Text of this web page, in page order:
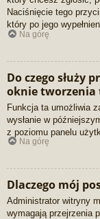
Naciśnięcie tego
który po jego
Na górę
Do czego służy
oknie tworzenia
Funkcja ta umożliwia
wysłanie w
z poziomu panelu
Na górę
Dlaczego mój
Administrator witryny
wymagają przejrzenia